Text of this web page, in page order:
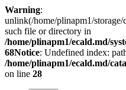
Warning:
unlink(/home/plinapm1/
such file or directory in
/home/plinapm1/ecald.md/
68Notice: Undefined index:
/home/plinapm1/ecald.md/
on line 28